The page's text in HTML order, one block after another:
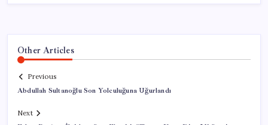
Other Articles
Previous
Abdullah Sultanoğlu Son Yolculuğuna Uğurlandı
Next